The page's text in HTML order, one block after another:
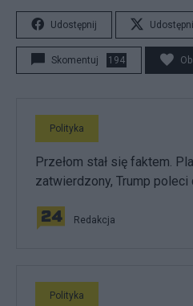
Udostępnij
Skomentuj 194
Polityka
Przełom stał się faktem.
zatwierdzony, Trump poleci
Redakcja
Polityka